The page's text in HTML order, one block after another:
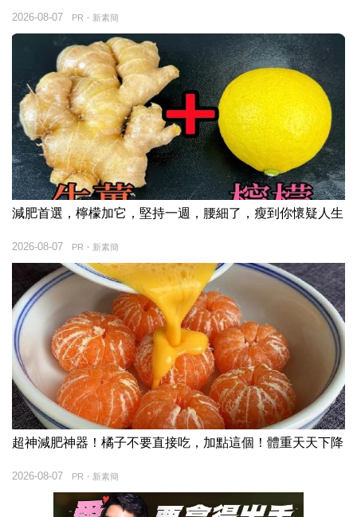
PR・新素簡
2026-08-07
減肥首選，檸檬加它，堅持一週，腰細了，瘦到你懷疑人生
PR・新素簡
2026-08-07
超神減肥神器！橘子不要直接吃，加點這個！體重天天下降
PR・新素簡
2026-08-07